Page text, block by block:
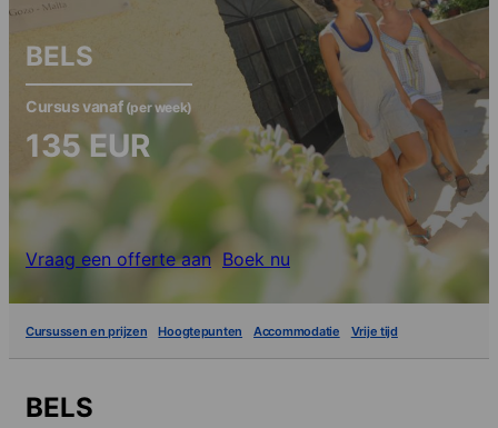
BELS
Cursus vanaf (per week)
135EUR
Vraag een offerte aan Boek nu
Cursussen en prijzen Hoogtepunten Accommodatie Vrije tijd
BELS